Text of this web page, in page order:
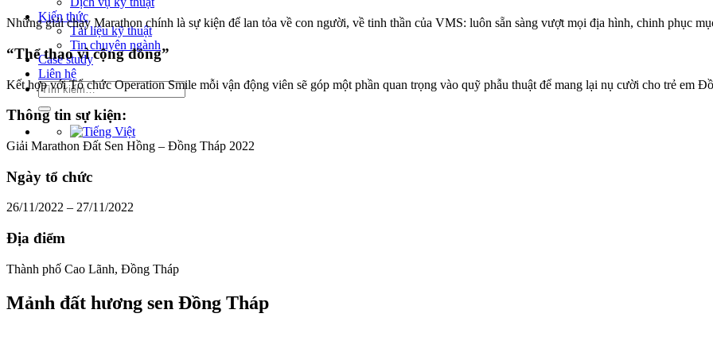
Kiến thức
Tài liệu kỹ thuật
Tin chuyên ngành
Case study
Liên hệ
Tìm
kiếm:
Những giải chạy Marathon chính là sự kiện để lan tỏa về con người, về tinh thần của VMS: luôn sẵn sàng vượt mọi địa hình, chinh phục
“Thể thao vì cộng đồng”
Kết hợp với Tổ chức Operation Smile mỗi vận động viên sẽ góp một phần quan trọng vào quỹ phẫu thuật để mang lại nụ cười cho trẻ em
Thông tin sự kiện:
Giải Marathon Đất Sen Hồng – Đồng Tháp 2022
Ngày tổ chức
26/11/2022 – 27/11/2022
Địa điểm
Thành phố Cao Lãnh, Đồng Tháp
Mảnh đất hương sen Đồng Tháp